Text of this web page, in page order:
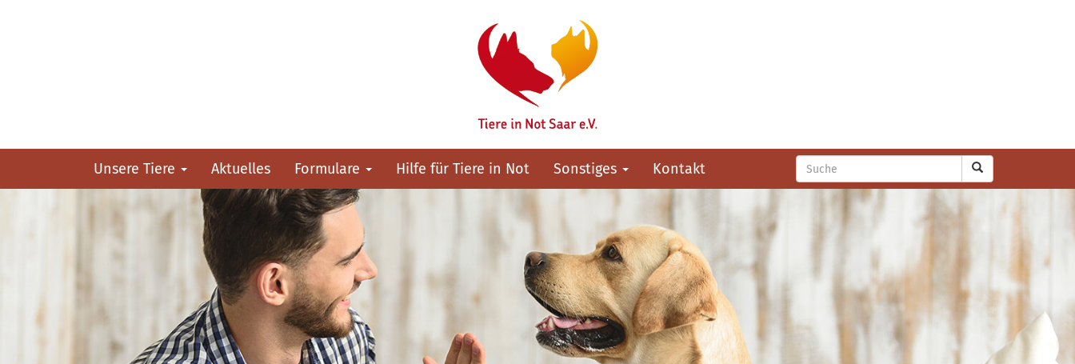
Unsere Tiere Aktuelles Formulare Hilfe für Tiere in Not Sonstiges Kontakt